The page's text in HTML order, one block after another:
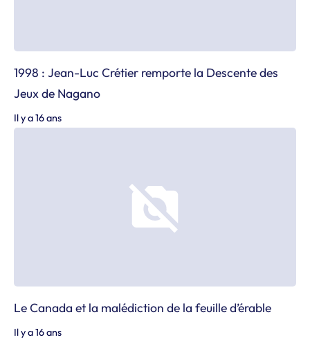
1998 : Jean-Luc Crétier remporte la Descente des
Jeux de Nagano
Il y a 16 ans
Le Canada et la malédiction de la feuille d’érable
Il y a 16 ans